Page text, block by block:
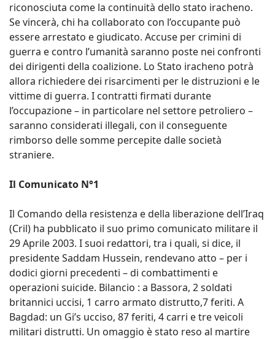
riconosciuta come la continuità dello stato iracheno.
Se vincerà, chi ha collaborato con l’occupante può
essere arrestato e giudicato. Accuse per crimini di
guerra e contro l’umanità saranno poste nei confronti
dei dirigenti della coalizione. Lo Stato iracheno potrà
allora richiedere dei risarcimenti per le distruzioni e le
vittime di guerra. I contratti firmati durante
l’occupazione – in particolare nel settore petroliero –
saranno considerati illegali, con il conseguente
rimborso delle somme percepite dalle società
straniere.
Il Comunicato N°1
Il Comando della resistenza e della liberazione dell’Iraq
(Cril) ha pubblicato il suo primo comunicato militare il
29 Aprile 2003. I suoi redattori, tra i quali, si dice, il
presidente Saddam Hussein, rendevano atto – per i
dodici giorni precedenti – di combattimenti e
operazioni suicide. Bilancio : a Bassora, 2 soldati
britannici uccisi, 1 carro armato distrutto,7 feriti. A
Bagdad: un Gi’s ucciso, 87 feriti, 4 carri e tre veicoli
militari distrutti. Un omaggio è stato reso al martire